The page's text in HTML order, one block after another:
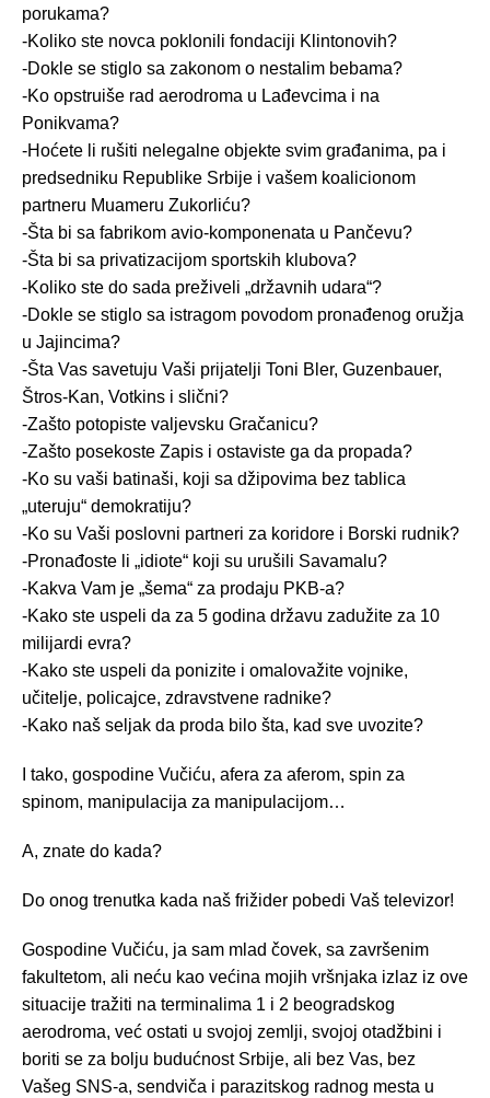
porukama?
-Koliko ste novca poklonili fondaciji Klintonovih?
-Dokle se stiglo sa zakonom o nestalim bebama?
-Ko opstruiše rad aerodroma u Lađevcima i na
Ponikvama?
-Hoćete li rušiti nelegalne objekte svim građanima, pa i
predsedniku Republike Srbije i vašem koalicionom
partneru Muameru Zukorliću?
-Šta bi sa fabrikom avio-komponenata u Pančevu?
-Šta bi sa privatizacijom sportskih klubova?
-Koliko ste do sada preživeli „državnih udara“?
-Dokle se stiglo sa istragom povodom pronađenog oružja
u Jajincima?
-Šta Vas savetuju Vaši prijatelji Toni Bler, Guzenbauer,
Štros-Kan, Votkins i slični?
-Zašto potopiste valjevsku Gračanicu?
-Zašto posekoste Zapis i ostaviste ga da propada?
-Ko su vaši batinaši, koji sa džipovima bez tablica
„uteruju“ demokratiju?
-Ko su Vaši poslovni partneri za koridore i Borski rudnik?
-Pronađoste li „idiote“ koji su urušili Savamalu?
-Kakva Vam je „šema“ za prodaju PKB-a?
-Kako ste uspeli da za 5 godina državu zadužite za 10
milijardi evra?
-Kako ste uspeli da ponizite i omalovažite vojnike,
učitelje, policajce, zdravstvene radnike?
-Kako naš seljak da proda bilo šta, kad sve uvozite?
I tako, gospodine Vučiću, afera za aferom, spin za
spinom, manipulacija za manipulacijom…
A, znate do kada?
Do onog trenutka kada naš frižider pobedi Vaš televizor!
Gospodine Vučiću, ja sam mlad čovek, sa završenim
fakultetom, ali neću kao većina mojih vršnjaka izlaz iz ove
situacije tražiti na terminalima 1 i 2 beogradskog
aerodroma, već ostati u svojoj zemlji, svojoj otadžbini i
boriti se za bolju budućnost Srbije, ali bez Vas, bez
Vašeg SNS-a, sendviča i parazitskog radnog mesta u